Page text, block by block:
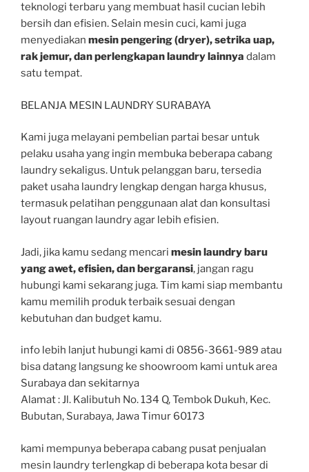
teknologi terbaru yang membuat hasil cucian lebih
bersih dan efisien. Selain mesin cuci, kami juga
menyediakan mesin pengering (dryer), setrika uap,
rak jemur, dan perlengkapan laundry lainnya dalam
satu tempat.
BELANJA MESIN LAUNDRY SURABAYA
Kami juga melayani pembelian partai besar untuk
pelaku usaha yang ingin membuka beberapa cabang
laundry sekaligus. Untuk pelanggan baru, tersedia
paket usaha laundry lengkap dengan harga khusus,
termasuk pelatihan penggunaan alat dan konsultasi
layout ruangan laundry agar lebih efisien.
Jadi, jika kamu sedang mencari mesin laundry baru
yang awet, efisien, dan bergaransi, jangan ragu
hubungi kami sekarang juga. Tim kami siap membantu
kamu memilih produk terbaik sesuai dengan
kebutuhan dan budget kamu.
info lebih lanjut hubungi kami di 0856-3661-989 atau
bisa datang langsung ke shoowroom kami untuk area
Surabaya dan sekitarnya
Alamat : Jl. Kalibutuh No. 134 Q, Tembok Dukuh, Kec.
Bubutan, Surabaya, Jawa Timur 60173
kami mempunya beberapa cabang pusat penjualan
mesin laundry terlengkap di beberapa kota besar di